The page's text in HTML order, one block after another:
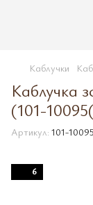
Каблучки
Каблучка
(101-
Артикул: 101-
6